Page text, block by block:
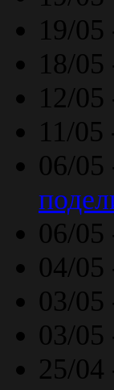
19/05
18/05
12/05
11/05
06/05
06/05
04/05
03/05
03/05
25/04